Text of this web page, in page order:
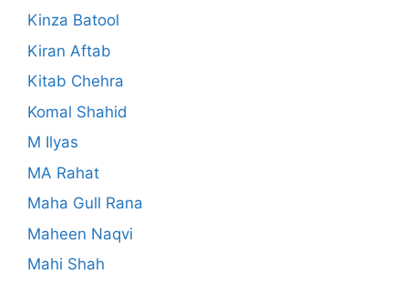
Kinza Batool
Kiran Aftab
Kitab Chehra
Komal Shahid
M Ilyas
MA Rahat
Maha Gull Rana
Maheen Naqvi
Mahi Shah